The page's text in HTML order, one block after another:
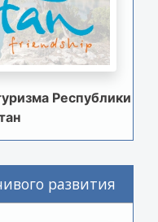
Республики
развития